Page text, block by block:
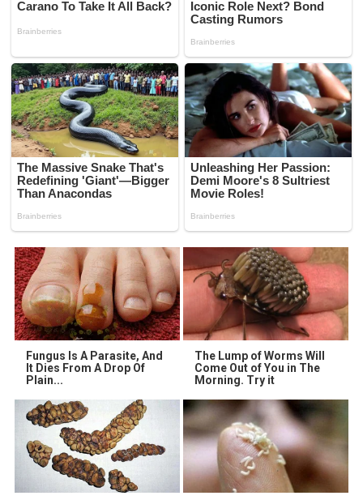
Fungus Is A Parasite, And
It Dies From A Drop Of
Plain...
The Lump of Worms Will
Come Out of You in The
Morning. Try it